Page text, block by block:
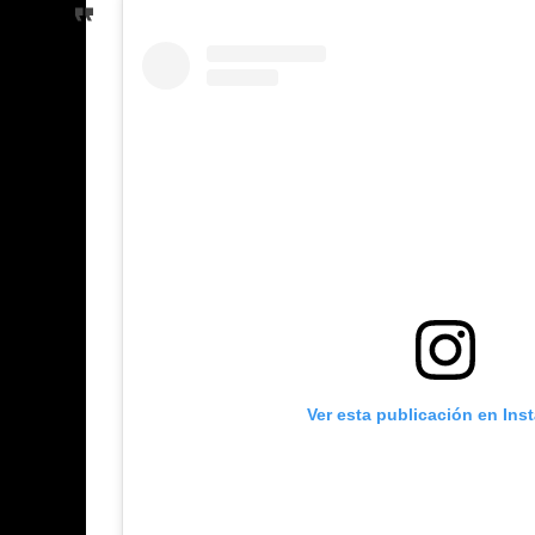
Ver esta publicación en